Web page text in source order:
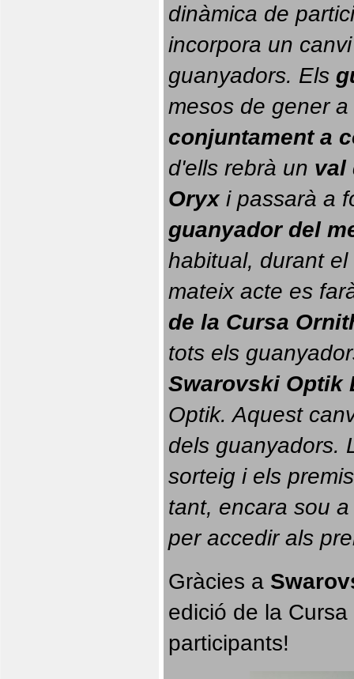
dinàmica de
incorpora un
guanyadors. Els
conjuntament a
d'ells rebrà un val
Oryx i passarà a
guanyador del
habitual, durant el
mateix acte es
de la Cursa
tots els
Swarovski Optik
Optik. Aquest
dels guanyadors.
sorteig i els
tant, encara sou
per accedir als
Gràcies a
edició de la
participants!